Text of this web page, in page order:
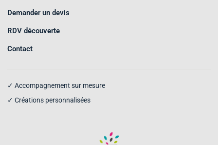
Demander un devis
RDV découverte
Contact
✓ Accompagnement sur mesure
✓ Créations personnalisées